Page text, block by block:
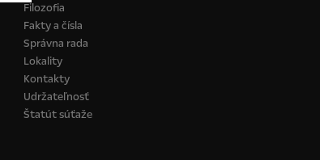
Filozofia
Fakty a čísla
Správna rada
Lokality
Kontakty
Udržateľnosť
Štatút súťaže